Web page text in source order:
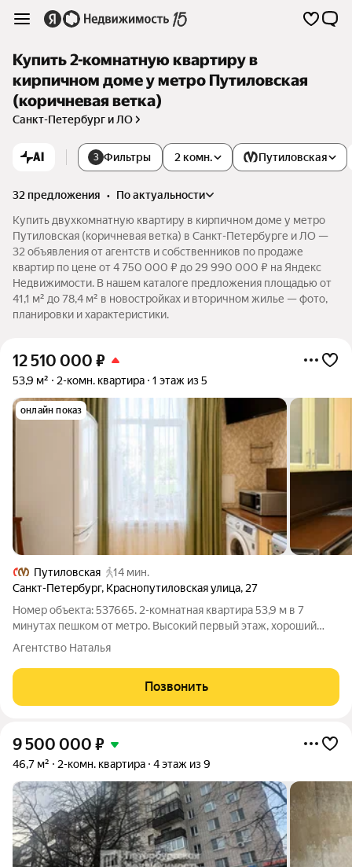
Купить 2-комнатную квартиру в
кирпичном доме у метро Путиловская
(коричневая ветка)
Санкт-Петербург и ЛО
AI 3 Фильтры 2 комн. Путиловская
32 предложения •
по актуальности
Купить двухкомнатную квартиру в кирпичном доме у метро
Путиловская (коричневая ветка) в Санкт-Петербурге и ЛО —
32 объявления от агентств и собственников по продаже
квартир по цене от 4 750 000 ₽ до 29 990 000 ₽ на Яндекс
Недвижимости. В нашем каталоге предложения площадью от
41,1 м² до 78,4 м² в новостройках и вторичном жилье — фото,
планировки и характеристики.
12 510 000 ₽
53,9 м² 2-комн. квартира 1 этаж из 5
онлайн показ
Путиловская
14 мин.
Санкт-Петербург, Краснопутиловская улица, 27
Номер объекта: 537665. 2-комнатная квартира 53,9 м в 7
минутах пешком от метро. Высокий первый этаж, хороший
ремонт, можно заехать и жить. Продаётся просторная
Агентство Наталья
Позвонить
9 500 000 ₽
46,7 м² 2-комн. квартира 4 этаж из 9